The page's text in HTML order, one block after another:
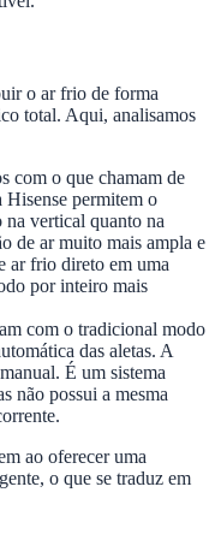
o ar frio de forma
total. Aqui, analisamos
com o que chamam de
Hisense permitem o
na vertical quanto na
de ar muito mais ampla e
ar frio direto em uma
por inteiro mais
com o tradicional modo
das aletas. A
É um sistema
não possui a mesma
ao oferecer uma
o que se traduz em